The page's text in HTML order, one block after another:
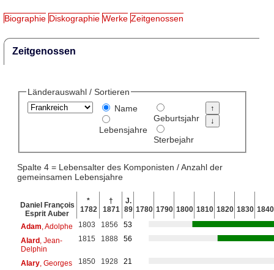
Biographie Diskographie Werke Zeitgenossen
Zeitgenossen
Länderauswahl / Sortieren
Name
Lebensjahre
Geburtsjahr
Sterbejahr
Spalte 4 = Lebensalter des Komponisten / Anzahl der
gemeinsamen Lebensjahre
Daniel François
Esprit Auber
*
1782
†
1871
J.
89 1780 1790 1800 1810 1820 1830 1840
Adam , Adolphe 1803 1856
53
Alard, Jean-
Delphin
1815 1888 56
Alary, Georges 1850 1928
21